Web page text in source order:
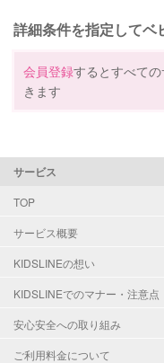
詳細条件を指定してベ
会員登録するとすべて
きます
サービス
TOP
サービス概要
KIDSLINEの想い
KIDSLINEでのマナー・注意点
安心安全への取り組み
ご利用料金について